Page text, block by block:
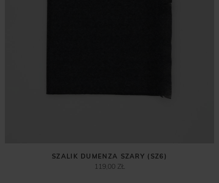
SZALIK DUMENZA SZARY (SZ6)
119,00 ZŁ